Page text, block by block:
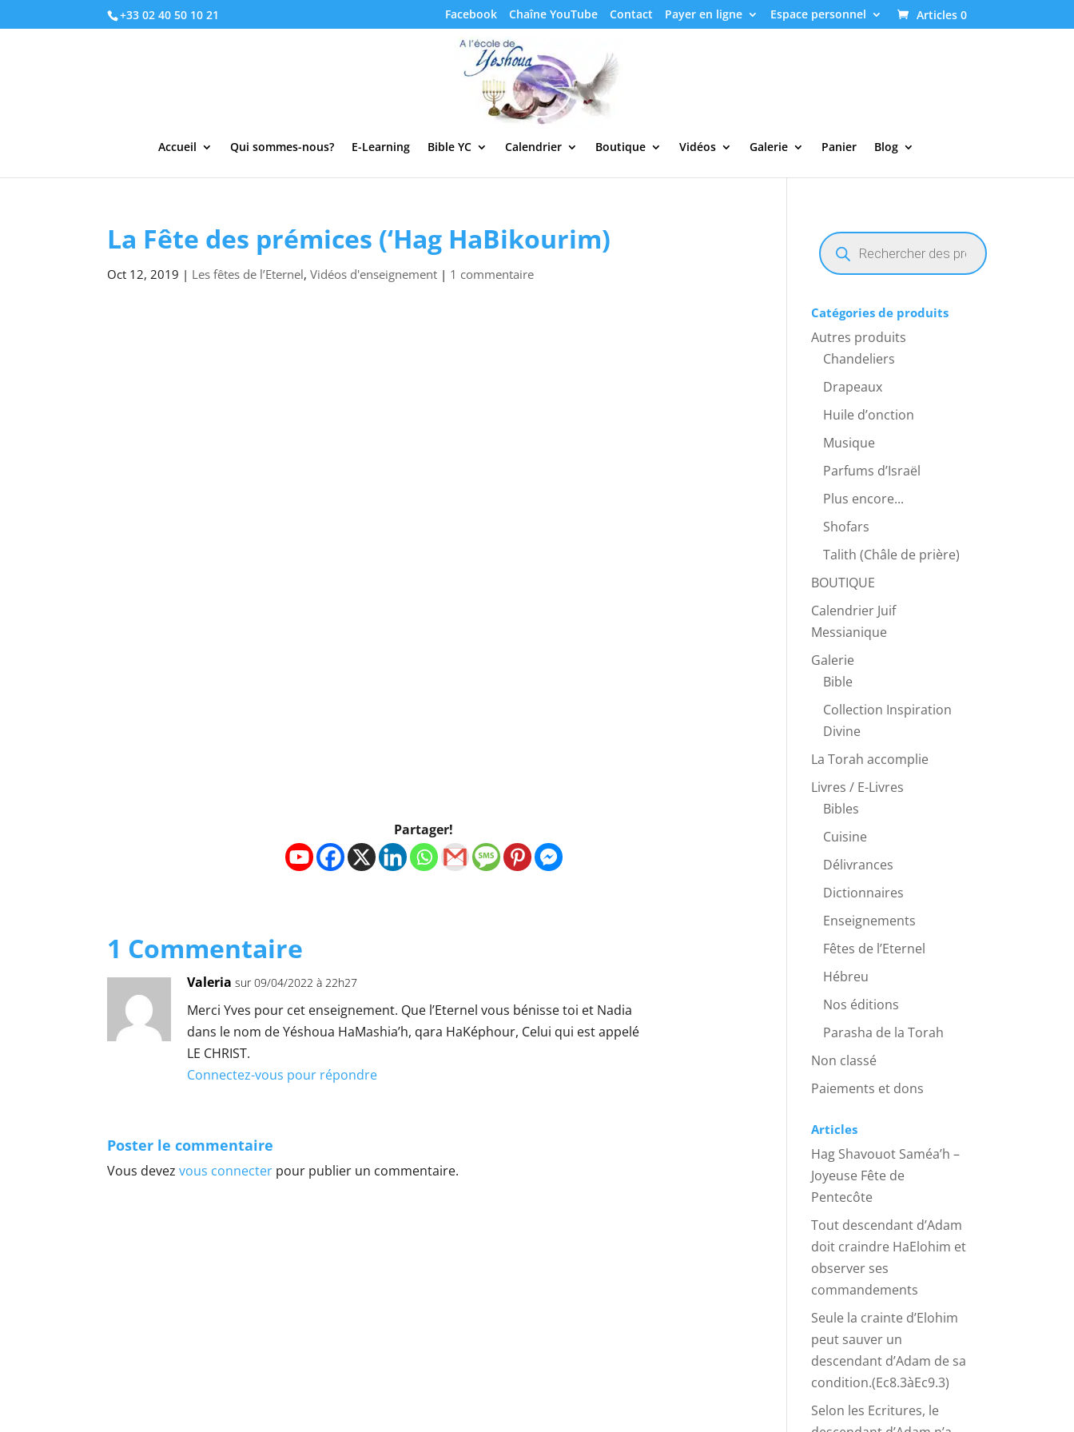
+33 02 40 50 10 21 Facebook Chaîne YouTube Contact Payer en ligne Espace personnel Articles 0
Accueil Qui sommes-nous? E-Learning Bible YC Calendrier Boutique Vidéos Galerie Panier Blog
La Fête des prémices (‘Hag HaBikourim)
Oct 12, 2019 | Les fêtes de l’Eternel,Vidéos d'enseignement | 1 commentaire
Partager!
1 Commentaire
Valeria sur 09/04/2022 à 22h27
Merci Yves pour cet enseignement. Que l’Eternel vous bénisse toi et Nadia
dans le nom de Yéshoua HaMashia’h, qara HaKéphour, Celui qui est appelé
LE CHRIST.
Connectez-vous pour répondre
Poster le commentaire
Vous devezvous connecter pour publier un commentaire.
Recherche
de
produits
Catégories de produits
Autres produits
Chandeliers
Drapeaux
Huile d’onction
Musique
Parfums d’Israël
Plus encore...
Shofars
Talith (Châle de prière)
BOUTIQUE
Calendrier Juif
Messianique
Galerie
Bible
Collection Inspiration
Divine
La Torah accomplie
Livres / E-Livres
Bibles
Cuisine
Délivrances
Dictionnaires
Enseignements
Fêtes de l’Eternel
Hébreu
Nos éditions
Parasha de la Torah
Non classé
Paiements et dons
Articles
Hag Shavouot Saméa’h –
Joyeuse Fête de
Pentecôte
Tout descendant d’Adam
doit craindre HaElohim et
observer ses
commandements
Seule la crainte d’Elohim
peut sauver un
descendant d’Adam de sa
condition.(Ec8.3àEc9.3)
Selon les Ecritures, le